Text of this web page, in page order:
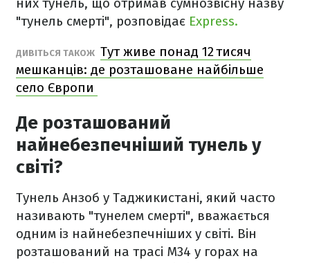
"тунель смерті", розповідає Express.
ДИВІТЬСЯ ТАКОЖ Тут живе понад 12 тисяч
мешканців: де розташоване найбільше
село Європи
Де розташований
найнебезпечніший тунель у
світі?
Тунель Анзоб у Таджикистані, який часто
називають "тунелем смерті", вважається
одним із найнебезпечніших у світі. Він
розташований на трасі М34 у горах на